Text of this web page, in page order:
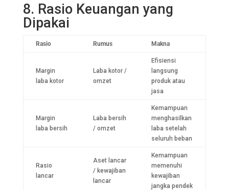
8. Rasio Keuangan yang
Dipakai
Rasio Rumus Makna
Margin
laba kotor
Laba kotor /
omzet
Efisiensi
langsung
produk atau
jasa
Margin
laba bersih
Laba bersih
/ omzet
Kemampuan
menghasilkan
laba setelah
seluruh beban
Rasio
lancar
Aset lancar
/ kewajiban
lancar
Kemampuan
memenuhi
kewajiban
jangka pendek